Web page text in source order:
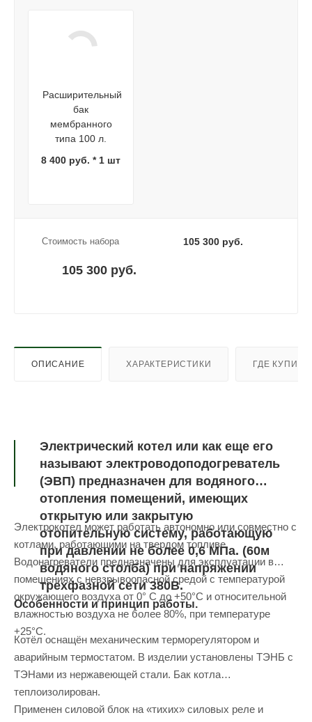
Расширительный
бак
мембранного
типа 100 л.
8 400 руб. * 1 шт
Стоимость набора 105 300 руб.
105 300 руб.
ОПИСАНИЕ ХАРАКТЕРИСТИКИ ГДЕ КУПИТЬ
Электрический котел или как еще его
называют электроводоподогреватель
(ЭВП) предназначен для водяного
отопления помещений, имеющих
открытую или закрытую
отопительную систему, работающую
при давлении не более 0,6 МПа. (60м
водяного столба) при напряжении
трехфазной сети 380В.
Электрокотел может работать автономно или совместно с
котлами, работающими на твердом топливе.
Водонагреватели предназначены для эксплуатации в
помещениях с невзрывоопасной средой с температурой
окружающего воздуха от 0° С до +50°С и относительной
влажностью воздуха не более 80%, при температуре
+25°С.
Особенности и принцип работы.
Котёл оснащён механическим терморегулятором и
аварийным термостатом. В изделии установлены ТЭНБ с
ТЭНами из нержавеющей стали. Бак котла
теплоизолирован.
Применен силовой блок на «тихих» силовых реле и